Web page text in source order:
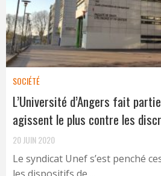
SOCIÉTÉ
L’Université d’Angers fait
agissent le plus contre les
20 JUIN 2020
Le syndicat Unef s’est penché
les dispositifs de ...